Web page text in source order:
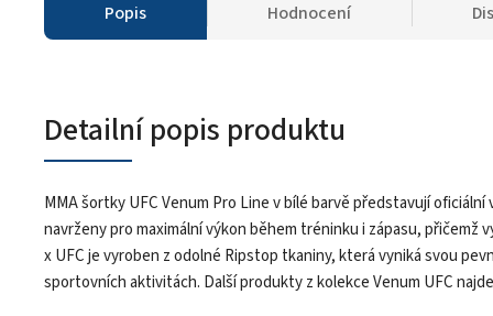
Popis Hodnocení
Detailní popis produktu
MMA šortky UFC Venum Pro Line v bílé barvě představují
navrženy pro maximální výkon během tréninku i zápasu, přičemž
x UFC je vyroben z odolné Ripstop tkaniny, která vyniká svou
sportovních aktivitách. Další produkty z kolekce Venum UFC